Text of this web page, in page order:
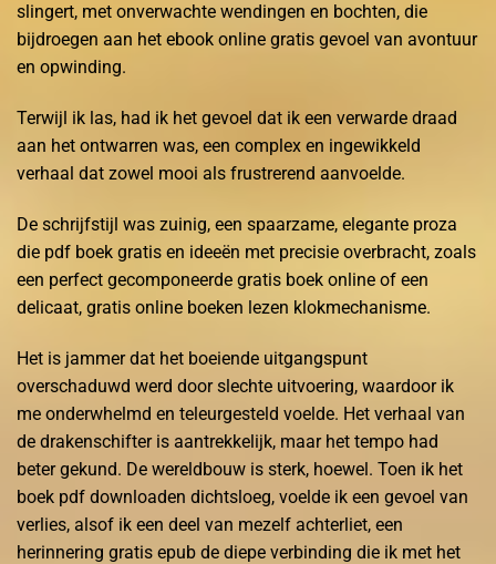
slingert, met onverwachte wendingen en bochten, die
bijdroegen aan het ebook online gratis gevoel van avontuur
en opwinding.
Terwijl ik las, had ik het gevoel dat ik een verwarde draad
aan het ontwarren was, een complex en ingewikkeld
verhaal dat zowel mooi als frustrerend aanvoelde.
De schrijfstijl was zuinig, een spaarzame, elegante proza
die pdf boek gratis en ideeën met precisie overbracht, zoals
een perfect gecomponeerde gratis boek online of een
delicaat, gratis online boeken lezen klokmechanisme.
Het is jammer dat het boeiende uitgangspunt
overschaduwd werd door slechte uitvoering, waardoor ik
me onderwhelmd en teleurgesteld voelde. Het verhaal van
de drakenschifter is aantrekkelijk, maar het tempo had
beter gekund. De wereldbouw is sterk, hoewel. Toen ik het
boek pdf downloaden dichtsloeg, voelde ik een gevoel van
verlies, alsof ik een deel van mezelf achterliet, een
herinnering gratis epub de diepe verbinding die ik met het